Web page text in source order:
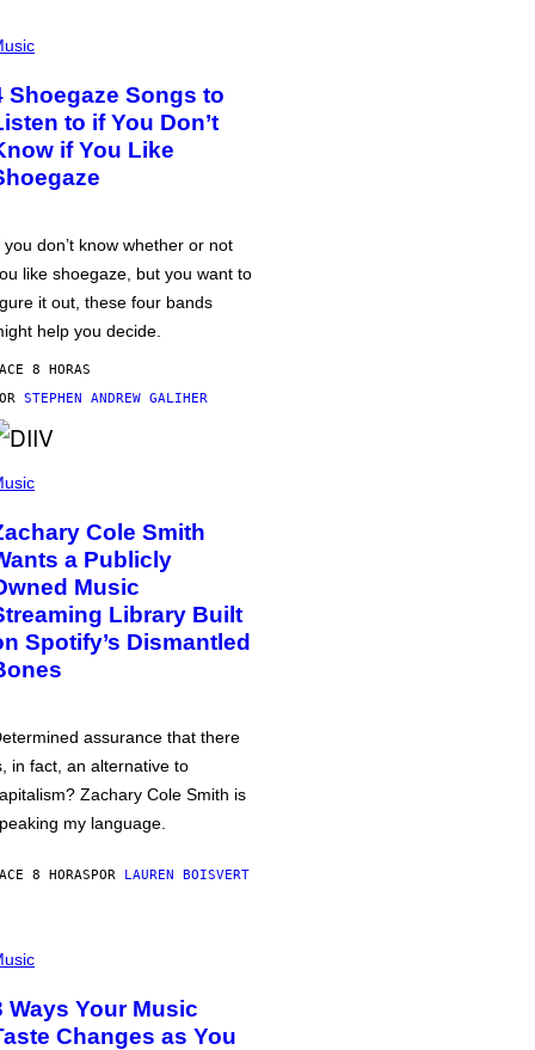
Shoegaze Songs to
to if You Don’t
if You Like
you don’t know whether or not
like shoegaze, but you want to
it out, these four bands
help you decide.
8 HORAS
STEPHEN ANDREW GALIHER
Cole Smith
a Publicly
Music
Library Built
Spotify’s Dismantled
assurance that there
in fact, an alternative to
Zachary Cole Smith is
my language.
8 HORASPOR LAUREN BOISVERT
Ways Your Music
Changes as You